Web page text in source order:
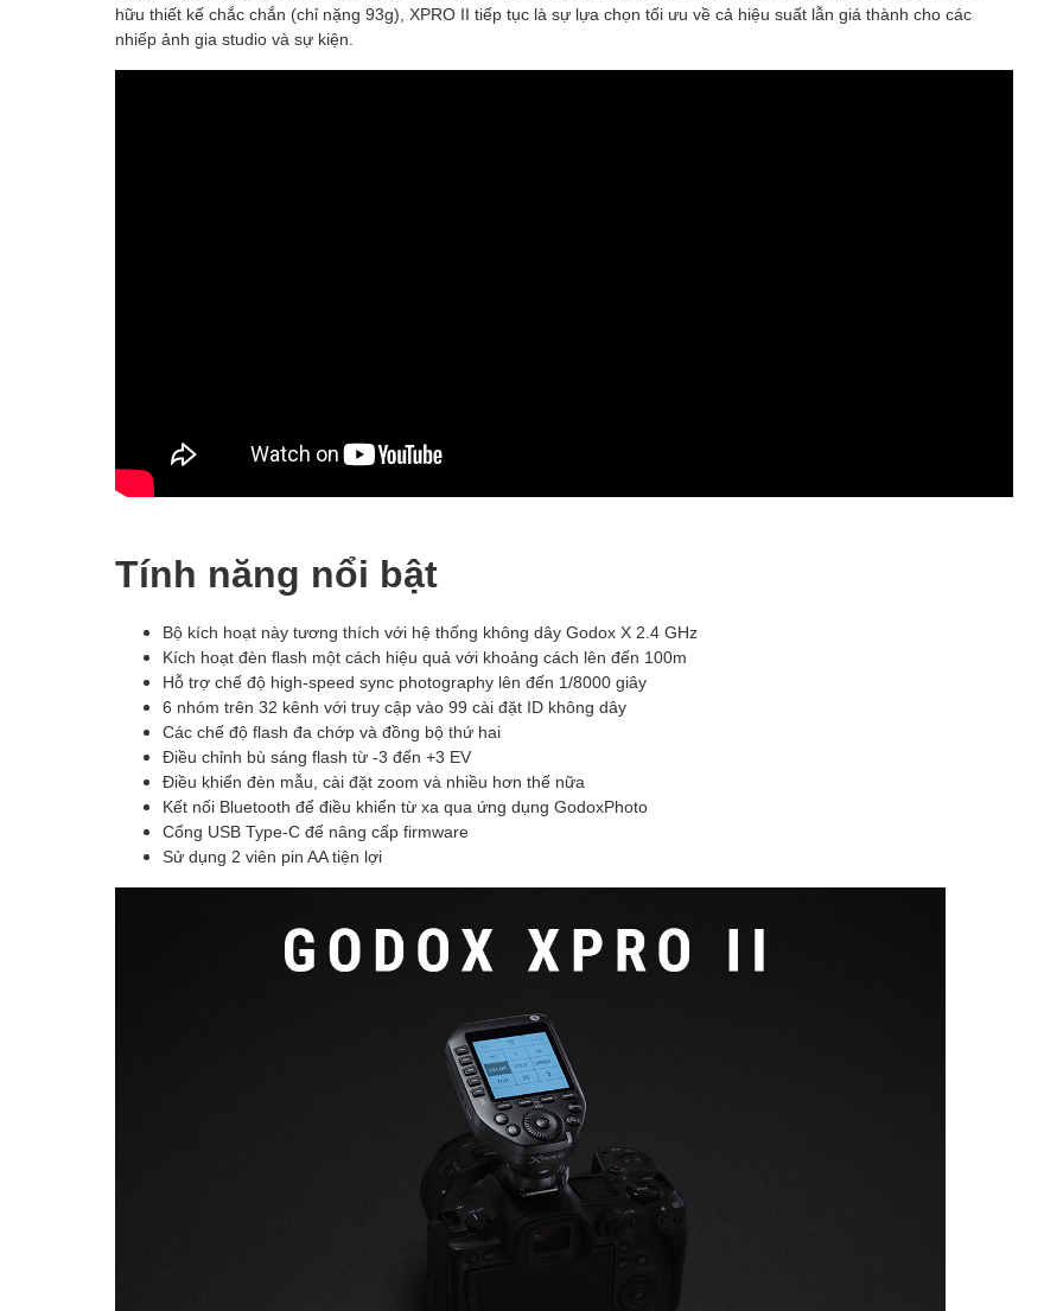
hữu thiết kế chắc chắn (chỉ nặng 93g), XPRO II tiếp tục là sự lựa chọn tối ưu về cả hiệu suất lẫn giá thành cho các
nhiếp ảnh gia studio và sự kiện.
Tính năng nổi bật
Bộ kích hoạt này tương thích với hệ thống không dây Godox X 2.4 GHz
Kích hoạt đèn flash một cách hiệu quả với khoảng cách lên đến 100m
Hỗ trợ chế độ high-speed sync photography lên đến 1/8000 giây
6 nhóm trên 32 kênh với truy cập vào 99 cài đặt ID không dây
Các chế độ flash đa chớp và đồng bộ thứ hai
Điều chỉnh bù sáng flash từ -3 đến +3 EV
Điều khiển đèn mẫu, cài đặt zoom và nhiều hơn thế nữa
Kết nối Bluetooth để điều khiển từ xa qua ứng dụng GodoxPhoto
Cổng USB Type-C để nâng cấp firmware
Sử dụng 2 viên pin AA tiện lợi